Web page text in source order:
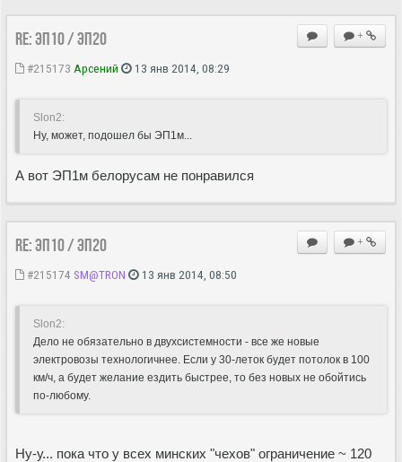
+
Re: ЭП10 / ЭП20
#215173 Арсений 13 янв 2014, 08:29
Slon2:
Ну, может, подошел бы ЭП1м...
А вот ЭП1м белорусам не понравился
+
Re: ЭП10 / ЭП20
#215174 SM@TRON 13 янв 2014, 08:50
Slon2:
Дело не обязательно в двухсистемности - все же новые
электровозы технологичнее. Если у 30-леток будет потолок в 100
км/ч, а будет желание ездить быстрее, то без новых не обойтись
по-любому.
Ну-у... пока что у всех минских "чехов" ограничение ~ 120